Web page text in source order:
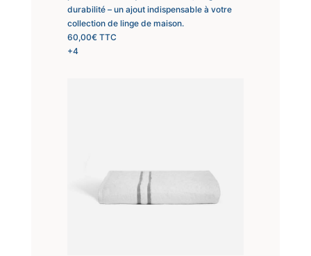
durabilité – un ajout indispensable à votre
collection de linge de maison.
60,00€ TTC
+4